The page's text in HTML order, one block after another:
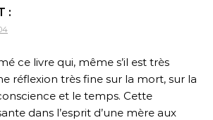
:
ce livre qui, même s’il est très
réflexion très fine sur la mort, sur la
et le temps. Cette
dans l’esprit d’une mère aux